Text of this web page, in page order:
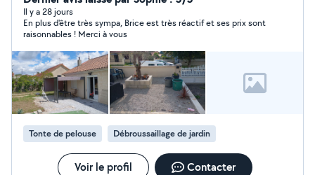
funéraire, débouchage évacuation (wc, évier)tout les
petits travaux de maison également ne pas hésiter à me
contacter
Il y a 28 jours
En plus d'être très sympa, Brice est très réactif et ses prix sont
raisonnables ! Merci à vous
Tonte de pelouse Débroussaillage de jardin
Voir le profil Contacter